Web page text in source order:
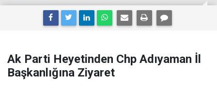
Ak Parti Heyetinden Chp Adıyaman İl
Başkanlığına Ziyaret